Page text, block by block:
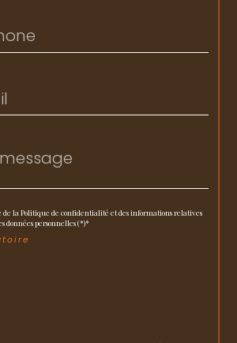
de la Politique de confidentialité et des informations relatives
données personnelles (*)*